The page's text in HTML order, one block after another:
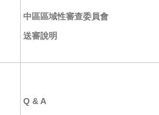
中區區域性審查委員會
送審說明
Q & A